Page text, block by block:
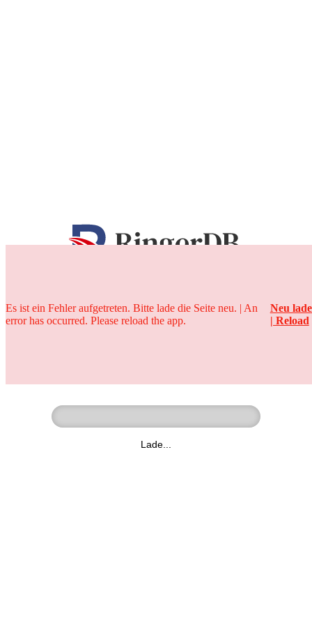
25 Jahre
Lade...
Es ist ein Fehler aufgetreten. Bitte lade die Seite neu. | An
error has occurred. Please reload the app.
Neu
| Reload